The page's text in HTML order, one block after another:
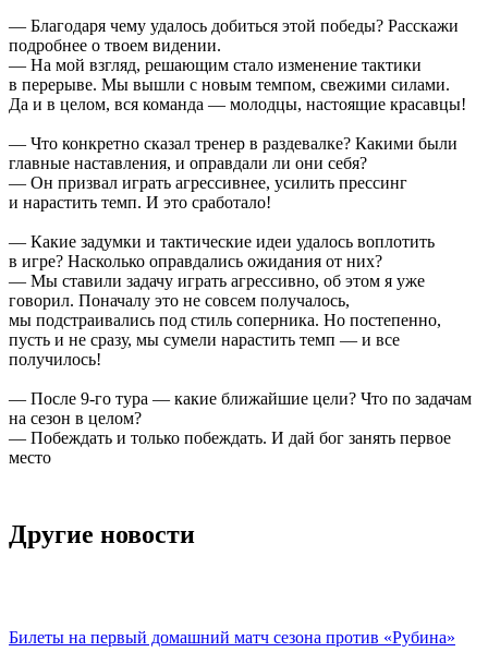
— Благодаря чему удалось добиться этой победы? Расскажи
подробнее о твоем видении.
— На мой взгляд, решающим стало изменение тактики
в перерыве. Мы вышли с новым темпом, свежими силами.
Да и в целом, вся команда — молодцы, настоящие красавцы!
— Что конкретно сказал тренер в раздевалке? Какими были
главные наставления, и оправдали ли они себя?
— Он призвал играть агрессивнее, усилить прессинг
и нарастить темп. И это сработало!
— Какие задумки и тактические идеи удалось воплотить
в игре? Насколько оправдались ожидания от них?
— Мы ставили задачу играть агрессивно, об этом я уже
говорил. Поначалу это не совсем получалось,
мы подстраивались под стиль соперника. Но постепенно,
пусть и не сразу, мы сумели нарастить темп — и все
получилось!
— После 9-го тура — какие ближайшие цели? Что по задачам
на сезон в целом?
— Побеждать и только побеждать. И дай бог занять первое
место
Другие новости
Билеты на первый домашний матч сезона против «Рубина»